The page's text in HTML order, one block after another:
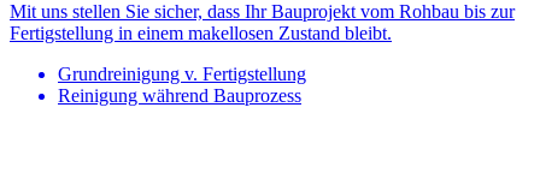
Mit uns stellen Sie sicher, dass Ihr Bauprojekt vom Rohbau bis zur
Fertigstellung in einem makellosen Zustand bleibt.
Grundreinigung v. Fertigstellung
Reinigung während Bauprozess